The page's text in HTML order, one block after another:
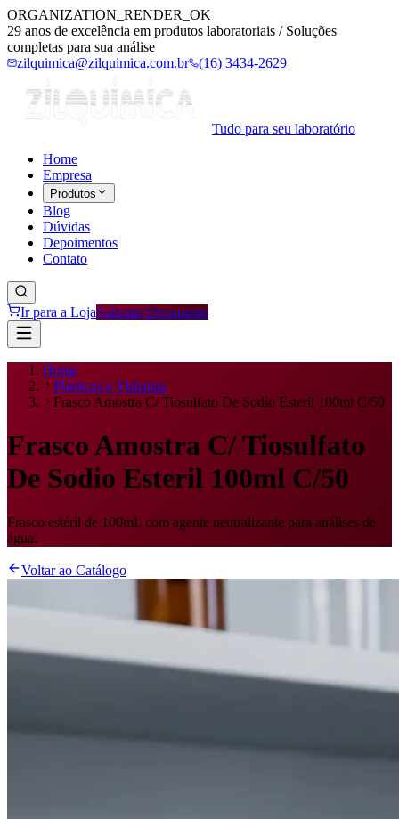
ORGANIZATION_RENDER_OK
29 anos de excelência em produtos laboratoriais / Soluções
completas para sua análise
zilquimica@zilquimica.com.br
(16) 3434-2629
Tudo para seu laboratório
Home
Empresa
Produtos
Blog
Dúvidas
Depoimentos
Contato
Ir para a LojaSolicitar Orçamento
Home
Plásticos e Vidrarias
Frasco Amostra C/ Tiosulfato De Sodio Esteril 100ml C/50
Frasco Amostra C/ Tiosulfato
De Sodio Esteril 100ml C/50
Frasco estéril de 100mL com agente neutralizante para análises de
água.
Voltar ao Catálogo